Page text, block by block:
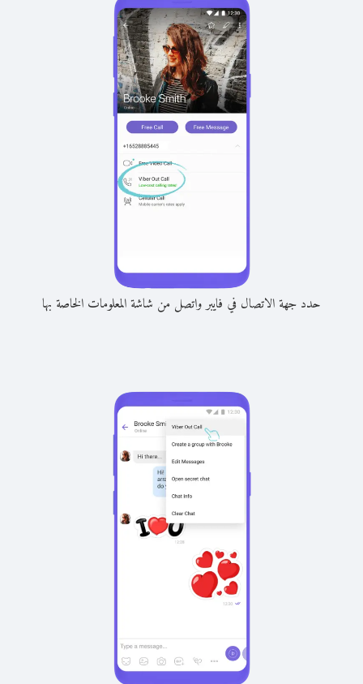
حدد جهة الاتصال في فايبر واتصل من شاشة المعلومات الخاصة بها